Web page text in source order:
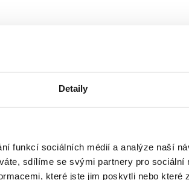
Detaily
funkcí sociálních médií a analýze naší
sdílíme se svými partnery pro sociální
které jste jim poskytli nebo které
Řazení
Měna